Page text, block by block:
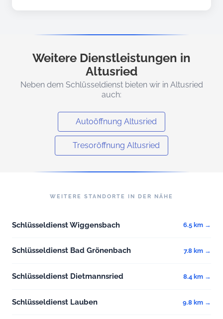
Weitere Dienstleistungen in
Altusried
Neben dem Schlüsseldienst bieten wir in Altusried
auch:
Autoöffnung Altusried
Tresoröffnung Altusried
WEITERE STANDORTE IN DER NÄHE
Schlüsseldienst Wiggensbach 6.5 km →
Schlüsseldienst Bad Grönenbach 7.8 km →
Schlüsseldienst Dietmannsried 8.4 km →
Schlüsseldienst Lauben 9.8 km →